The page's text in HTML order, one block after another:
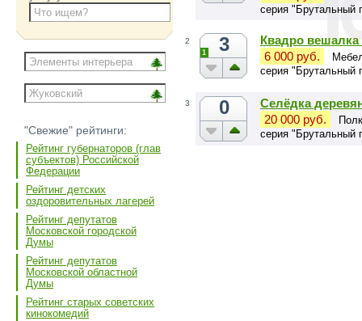
"Свежие" рейтинги:
Рейтинг губернаторов (глав
субъектов) Российской
Федерации
Рейтинг детских
оздоровительных лагерей
Рейтинг депутатов
Московской городской
Думы
Рейтинг депутатов
Московской областной
Думы
Рейтинг старых советских
кинокомедий
серия "Брутальный
2 3
1
Квадро вешалка
6 000 руб.
серия "Брутальный
3 0
Селёдка
20 000 руб.
серия "Брутальный